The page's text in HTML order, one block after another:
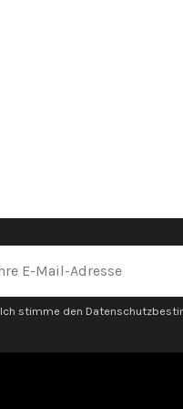
Ich stimme den